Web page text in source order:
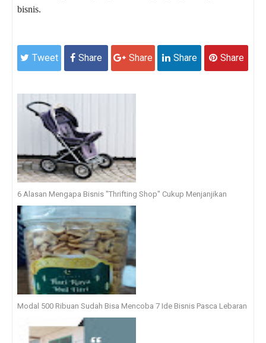
bisnis.
Tweet Share Share Share Share
6 Alasan Mengapa Bisnis "Thrifting Shop" Cukup Menjanjikan
Modal 500 Ribuan Sudah Bisa Mencoba 7 Ide Bisnis Pasca Lebaran